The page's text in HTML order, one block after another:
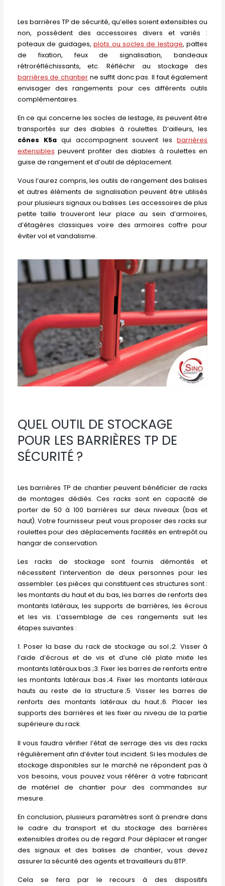
Les barrières TP de sécurité, qu’elles soient extensibles ou
non, possèdent des accessoires divers et variés :
poteaux de guidages,plots ou socles de lestage, pattes
de fixation, feux de signalisation, bandeaux
rétroréfléchissants, etc. Réfléchir au stockage des
barrières de chantierne suffit donc pas. Il faut également
envisager des rangements pour ces différents outils
complémentaires.
En ce qui concerne les socles de lestage, ils peuvent être
transportés sur des diables à roulettes. D’ailleurs, les
cônes K5aqui accompagnent souvent lesbarrières
extensibles peuvent profiter des diables à roulettes en
guise de rangement et d’outil de déplacement.
Vous l’aurez compris, les outils de rangement des balises
et autres éléments de signalisation peuvent être utilisés
pour plusieurs signaux ou balises. Les accessoires de plus
petite taille trouveront leur place au sein d’armoires,
d’étagères classiques voire des armoires coffre pour
éviter vol et vandalisme.
QUEL OUTIL DE STOCKAGE
POUR LES BARRIÈRES TP DE
SÉCURITÉ ?
Les barrières TP de chantier peuvent bénéficier de racks
de montages dédiés. Ces racks sont en capacité de
porter de 50 à 100 barrières sur deux niveaux (bas et
haut). Votre fournisseur peut vous proposer des racks sur
roulettes pour des déplacements facilités en entrepôt ou
hangar de conservation.
Les racks de stockage sont fournis démontés et
nécessitent l’intervention de deux personnes pour les
assembler. Les pièces qui constituent ces structures sont :
les montants du haut et du bas, les barres de renforts des
montants latéraux, les supports de barrières, les écrous
et les vis. L’assemblage de ces rangements suit les
étapes suivantes :
1. Poser la base du rack de stockage au sol ;2. Visser à
l’aide d’écrous et de vis et d’une clé plate mixte les
montants latéraux bas ;3. Fixer les barres de renforts entre
les montants latéraux bas ;4. Fixer les montants latéraux
hauts au reste de la structure ;5. Visser les barres de
renforts des montants latéraux du haut ;6. Placer les
supports des barrières et les fixer au niveau de la partie
supérieure du rack.
Il vous faudra vérifier l’état de serrage des vis des racks
régulièrement afin d’éviter tout incident. Si les modules de
stockage disponibles sur le marché ne répondent pas à
vos besoins, vous pouvez vous référer à votre fabricant
de matériel de chantier pour des commandes sur
mesure.
En conclusion, plusieurs paramètres sont à prendre dans
le cadre du transport et du stockage des barrières
extensibles droites ou de regard. Pour déplacer et ranger
des signaux et des balises de chantier, vous devez
assurer la sécurité des agents et travailleurs du BTP.
Cela se fera par le recours à des dispositifs